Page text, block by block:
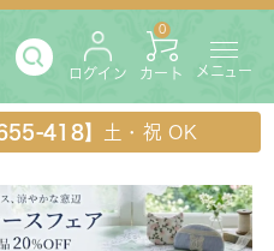
ログイン カート
0
メニュー
418】 土・祝 OK